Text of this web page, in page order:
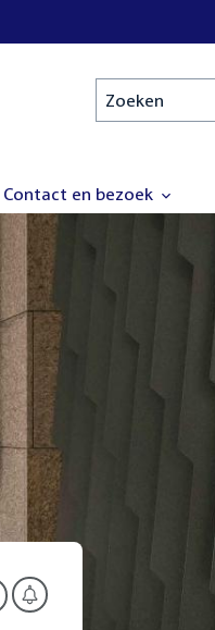
Zoeken
Contact en bezoek